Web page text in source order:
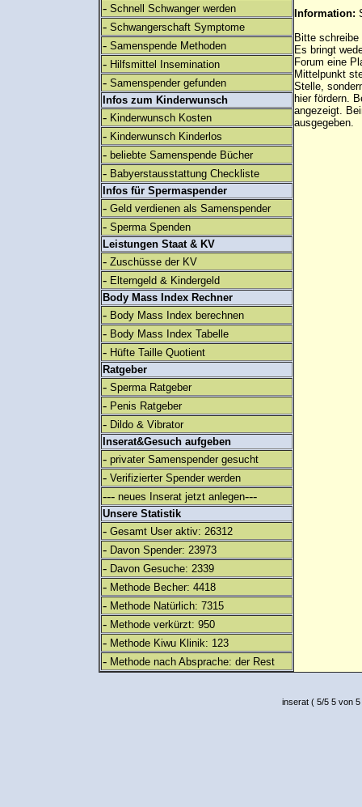
- Schnell Schwanger werden
- Schwangerschaft Symptome
- Samenspende Methoden
- Hilfsmittel Insemination
- Samenspender gefunden
Infos zum Kinderwunsch
- Kinderwunsch Kosten
- Kinderwunsch Kinderlos
- beliebte Samenspende Bücher
- Babyerstausstattung Checkliste
Infos für Spermaspender
- Geld verdienen als Samenspender
- Sperma Spenden
Leistungen Staat & KV
- Zuschüsse der KV
- Elterngeld & Kindergeld
Body Mass Index Rechner
- Body Mass Index berechnen
- Body Mass Index Tabelle
- Hüfte Taille Quotient
Ratgeber
- Sperma Ratgeber
- Penis Ratgeber
- Dildo & Vibrator
Inserat&Gesuch aufgeben
- privater Samenspender gesucht
- Verifizierter Spender werden
--- neues Inserat jetzt anlegen---
Unsere Statistik
- Gesamt User aktiv: 26312
- Davon Spender: 23973
- Davon Gesuche: 2339
- Methode Becher: 4418
- Methode Natürlich: 7315
- Methode verkürzt: 950
- Methode Kiwu Klinik: 123
- Methode nach Absprache: der Rest
Information:
Bitte
Es bringt
Forum eine
Mittelpunkt
Stelle,
hier fördern.
angezeigt.
ausgegeben.
inserat( 5/5 5 von 5